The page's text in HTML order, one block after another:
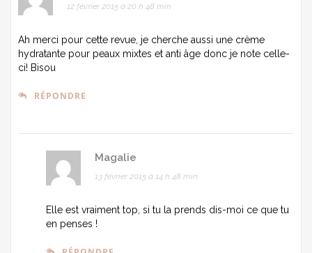
12 février 2015 à 20 h 48 min
Ah merci pour cette revue, je cherche aussi une crème
hydratante pour peaux mixtes et anti âge donc je note celle-
ci! Bisou
RÉPONDRE
Magalie
13 février 2015 à 14 h 48 min
Elle est vraiment top, si tu la prends dis-moi ce que tu
en penses !